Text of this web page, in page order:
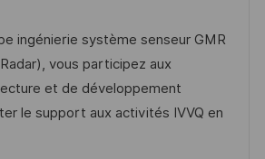
d
e
e
m
t
e
g
o
ingénierie système senseur GMR
vous participez aux
et de développement
le support aux activités IVVQ en